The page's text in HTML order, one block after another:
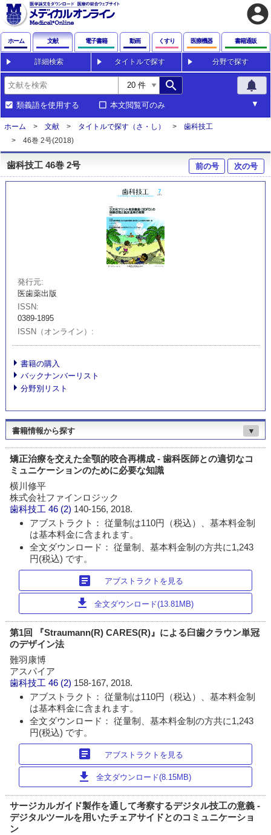
account_circle
ホーム 文献 電子書籍 動画 くすり 医療機器 書籍通販
詳細検索 タイトルで探す 分野で探す
search notifications
類義語を使用する 本文閲覧可のみ
ホーム 文献 タイトルで探す（さ・し）
歯科技工
46巻 2号(2018)
歯科技工 46巻 2号 前の号 次の号
発行元
医歯薬出版
ISSN
0389-1895
ISSN（オンライン）
書籍の購入
バックナンバーリスト
分野別リスト
書籍情報から探す ▼
矯正治療を交えた全顎的咬合再構成 - 歯科医師との適切なコ
ミュニケーションのために必要な知識
横川修平
株式会社ファインロジック
歯科技工 46 (2) 140-156, 2018.
アブストラクト： 従量制は110円（税込）、基本料金制
は基本料金に含まれます。
全文ダウンロード： 従量制、基本料金制の方共に1,243
円(税込) です。
article アブストラクトを見る
download 全文ダウンロード(13.81MB)
第1回 『Straumann(R) CARES(R)』による臼歯クラウン単冠
のデザイン法
難羽康博
アスパイア
歯科技工 46 (2) 158-167, 2018.
アブストラクト： 従量制は110円（税込）、基本料金制
は基本料金に含まれます。
全文ダウンロード： 従量制、基本料金制の方共に1,243
円(税込) です。
article アブストラクトを見る
download 全文ダウンロード(8.15MB)
サージカルガイド製作を通して考察するデジタル技工の意義 -
デジタルツールを用いたチェアサイドとのコミュニケーショ
ン